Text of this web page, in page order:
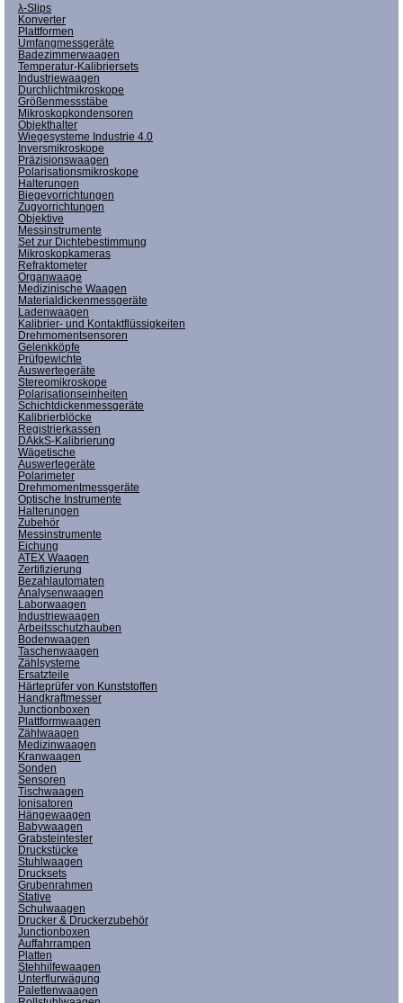
λ-Slips
Konverter
Plattformen
Umfangmessgeräte
Badezimmerwaagen
Temperatur-Kalibriersets
Industriewaagen
Durchlichtmikroskope
Größenmessstäbe
Mikroskopkondensoren
Objekthalter
Wiegesysteme Industrie 4.0
Inversmikroskope
Präzisionswaagen
Polarisationsmikroskope
Halterungen
Biegevorrichtungen
Zugvorrichtungen
Objektive
Messinstrumente
Set zur Dichtebestimmung
Mikroskopkameras
Refraktometer
Organwaage
Medizinische Waagen
Materialdickenmessgeräte
Ladenwaagen
Kalibrier- und Kontaktflüssigkeiten
Drehmomentsensoren
Gelenkköpfe
Prüfgewichte
Auswertegeräte
Stereomikroskope
Polarisationseinheiten
Schichtdickenmessgeräte
Kalibrierblöcke
Registrierkassen
DAkkS-Kalibrierung
Wägetische
Auswertegeräte
Polarimeter
Drehmomentmessgeräte
Optische Instrumente
Halterungen
Zubehör
Messinstrumente
Eichung
ATEX Waagen
Zertifizierung
Bezahlautomaten
Analysenwaagen
Laborwaagen
Industriewaagen
Arbeitsschutzhauben
Bodenwaagen
Taschenwaagen
Zählsysteme
Ersatzteile
Härteprüfer von Kunststoffen
Handkraftmesser
Junctionboxen
Plattformwaagen
Zählwaagen
Medizinwaagen
Kranwaagen
Sonden
Sensoren
Tischwaagen
Ionisatoren
Hängewaagen
Babywaagen
Grabsteintester
Druckstücke
Stuhlwaagen
Drucksets
Grubenrahmen
Stative
Schulwaagen
Drucker & Druckerzubehör
Junctionboxen
Auffahrrampen
Platten
Stehhilfewaagen
Unterflurwägung
Palettenwaagen